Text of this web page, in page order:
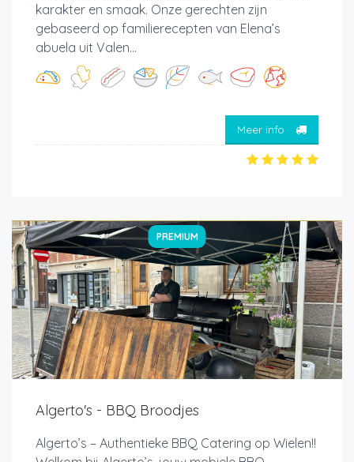
karakter en smaak. Onze gerechten zijn
gebaseerd op familierecepten van Elena’s
abuela uit Valen...
Meer info
PREMIUM
Algerto's - BBQ Broodjes
Algerto’s – Authentieke BBQ Catering op Wielen!!